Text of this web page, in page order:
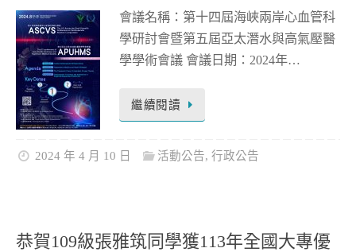
會議名稱：第十四屆海峽兩岸心血管科
學研討會暨第五屆亞太潛水與高氣壓醫
學學術會議 會議日期：2024年…
繼續閱讀
2024 年 4 月 10 日 活動公告, 行政公告
恭賀109級張雅筑同學獲113年全國大專優